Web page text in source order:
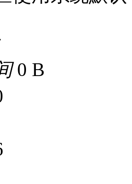
0 B